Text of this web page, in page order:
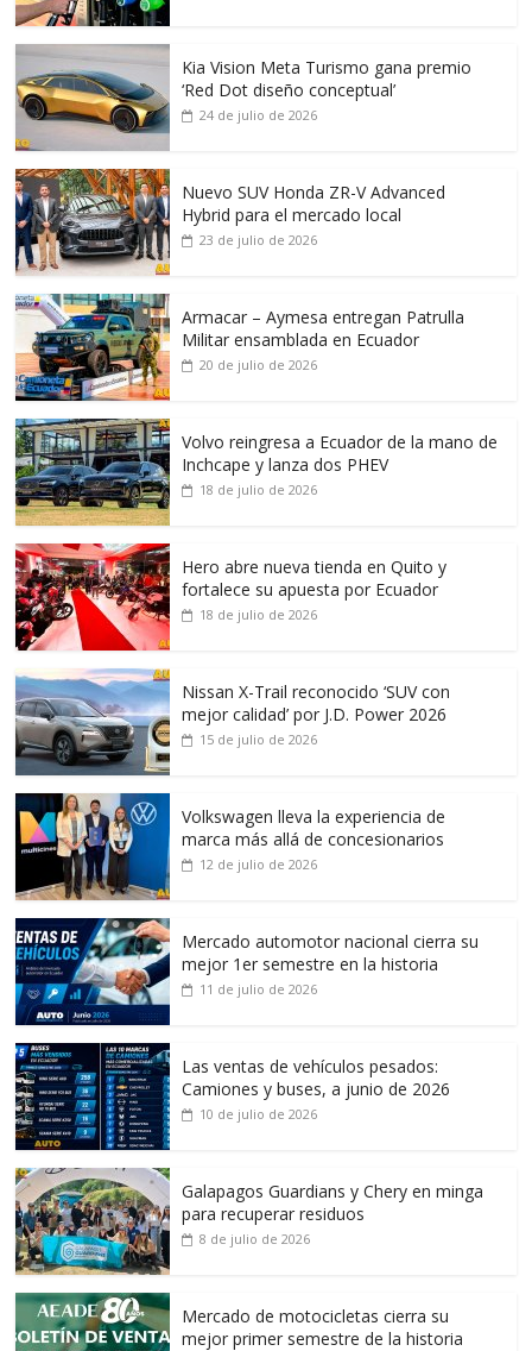
Kia Vision Meta Turismo gana premio
‘Red Dot diseño conceptual’
24 de julio de 2026
Nuevo SUV Honda ZR-V Advanced
Hybrid para el mercado local
23 de julio de 2026
Armacar – Aymesa entregan Patrulla
Militar ensamblada en Ecuador
20 de julio de 2026
Volvo reingresa a Ecuador de la mano de
Inchcape y lanza dos PHEV
18 de julio de 2026
Hero abre nueva tienda en Quito y
fortalece su apuesta por Ecuador
18 de julio de 2026
Nissan X-Trail reconocido ‘SUV con
mejor calidad’ por J.D. Power 2026
15 de julio de 2026
Volkswagen lleva la experiencia de
marca más allá de concesionarios
12 de julio de 2026
Mercado automotor nacional cierra su
mejor 1er semestre en la historia
11 de julio de 2026
Las ventas de vehículos pesados:
Camiones y buses, a junio de 2026
10 de julio de 2026
Galapagos Guardians y Chery en minga
para recuperar residuos
8 de julio de 2026
Mercado de motocicletas cierra su
mejor primer semestre de la historia